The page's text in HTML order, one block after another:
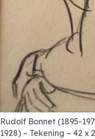
Rudolf Bonnet (1895-
1928) – Tekening – 42 x